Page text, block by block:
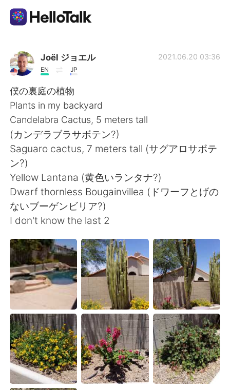
語言交換應用
AI Grammar Checker
繁體中文
English 简体中文
Español العربية
Français Deutsch
Русский ไทย
Indonesia Italiano
Türkçe Tiếng Việt
Português
Joël ジョエル
EN JP
2021.06.20 03:36
僕の裏庭の植物
Plants in my backyard
Candelabra Cactus, 5 meters tall
(カンデラブラサボテン?)
Saguaro cactus, 7 meters tall (サグアロサボテ
ン?)
Yellow Lantana (黄色いランタナ?)
Dwarf thornless Bougainvillea (ドワーフとげの
ないブーゲンビリア?)
I don't know the last 2